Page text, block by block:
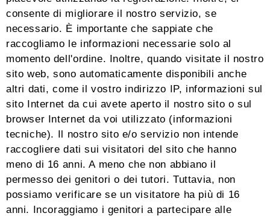
consente di migliorare il nostro servizio, se
necessario. È importante che sappiate che
raccogliamo le informazioni necessarie solo al
momento dell'ordine. Inoltre, quando visitate il nostro
sito web, sono automaticamente disponibili anche
altri dati, come il vostro indirizzo IP, informazioni sul
sito Internet da cui avete aperto il nostro sito o sul
browser Internet da voi utilizzato (informazioni
tecniche). Il nostro sito e/o servizio non intende
raccogliere dati sui visitatori del sito che hanno
meno di 16 anni. A meno che non abbiano il
permesso dei genitori o dei tutori. Tuttavia, non
possiamo verificare se un visitatore ha più di 16
anni. Incoraggiamo i genitori a partecipare alle